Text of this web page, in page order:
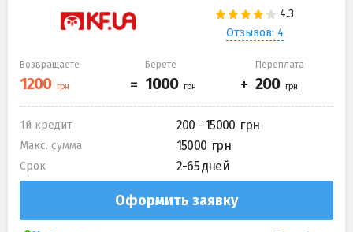
Отзывов: 4
Возвращаете Берете Переплата
1й кредит 200 - 15000
Макс. сумма 15000
Срок 2-65 дней
Оформить заявку